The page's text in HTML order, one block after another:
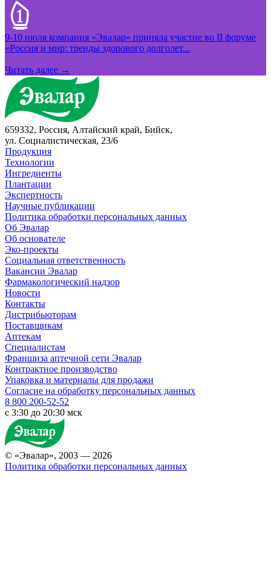
9-10 июля компания «Эвалар» приняла участие во II форуме
«Россия и мир: тренды здорового долголет...
Читать далее →
659332, Россия, Алтайский край, Бийск,
ул. Социалистическая, 23/6
Продукция
Технологии
Ингредиенты
Плантации
Экспертность
Научные публикации
Политика обработки персональных данных
Об Эвалар
Об основателе
Эко-проекты
Социальная ответственность
Вакансии Эвалар
Фармакологический надзор
Новости
Контакты
Дистрибьюторам
Поставщикам
Аптекам
Специалистам
Франшиза аптечной сети Эвалар
Контрактное производство
Упаковка и материалы для продажи
Согласие на обработку персональных данных
8 800 200-52-52
c 3:30 до 20:30 мск
© «Эвалар», 2003 — 2026
Политика обработки персональных данных